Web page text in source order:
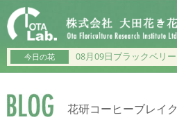
今日の花 08月09日ブラックベリー
花研コーヒーブレイク